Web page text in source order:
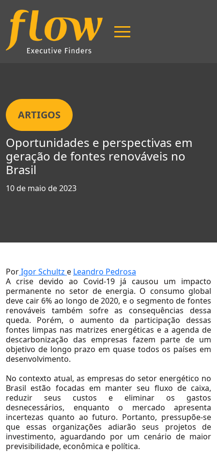
Página Inicial
ARTIGOS
Oportunidades e perspectivas em
geração de fontes renováveis no
Brasil
10 de maio de 2023
PorIgor Schultz e Leandro Pedrosa
A crise devido ao Covid-19 já causou um impacto
permanente no setor de energia. O consumo global
deve cair 6% ao longo de 2020, e o segmento de fontes
renováveis também sofre as consequências dessa
queda. Porém, o aumento da participação dessas
fontes limpas nas matrizes energéticas e a agenda de
descarbonização das empresas fazem parte de um
objetivo de longo prazo em quase todos os países em
desenvolvimento.
No contexto atual, as empresas do setor energético no
Brasil estão focadas em manter seu fluxo de caixa,
reduzir seus custos e eliminar os gastos
desnecessários, enquanto o mercado apresenta
incertezas quanto ao futuro. Portanto, pressupõe-se
que essas organizações adiarão seus projetos de
investimento, aguardando por um cenário de maior
previsibilidade, econômica e política.